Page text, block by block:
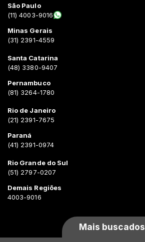
São Paulo
(11) 4003-9016
Minas Gerais
(31) 2391-4559
Santa Catarina
(48) 3380-9407
Pernambuco
(81) 3264-1780
Rio de Janeiro
(21) 2391-7675
Paraná
(41) 2391-0974
Rio Grande do Sul
(51) 2797-0207
Demais Regiões
4003-9016
Mais buscados